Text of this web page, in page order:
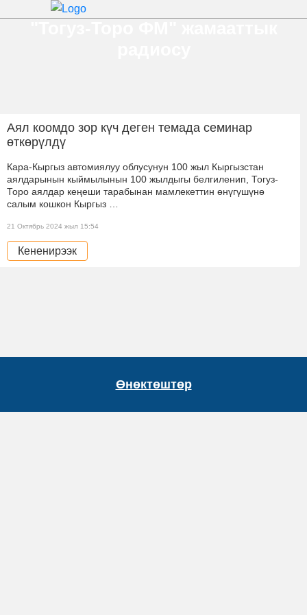
Аял коомдо зор күч деген темада семинар
өткөрүлдү
Кара-Кыргыз автомиялуу облусунун 100 жыл Кыргызстан
аялдарынын кыймылынын 100 жылдыгы белгиленип, Тогуз-
Торо аялдар кеңеши тарабынан мамлекеттин өнүгүшүнө
салым кошкон Кыргыз …
21 Октябрь 2024 жыл 15:54
Кененирээк
Өнөктөштөр